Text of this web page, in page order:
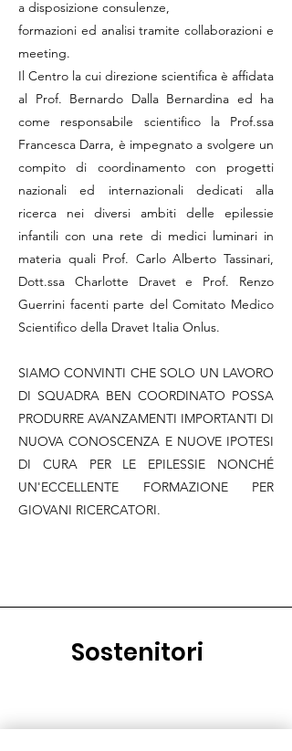
a disposizione consulenze,
formazioni ed analisi tramite collaborazioni e
meeting.
Il Centro la cui direzione scientifica è affidata
al Prof. Bernardo Dalla Bernardina ed ha
come responsabile scientifico la Prof.ssa
Francesca Darra, è impegnato a svolgere un
compito di coordinamento con progetti
nazionali ed internazionali dedicati alla
ricerca nei diversi ambiti delle epilessie
infantili con una rete di medici luminari in
materia quali Prof. Carlo Alberto Tassinari,
Dott.ssa Charlotte Dravet e Prof. Renzo
Guerrini facenti parte del Comitato Medico
Scientifico della Dravet Italia Onlus.
SIAMO CONVINTI CHE SOLO UN LAVORO
DI SQUADRA BEN COORDINATO POSSA
PRODURRE AVANZAMENTI IMPORTANTI DI
NUOVA CONOSCENZA E NUOVE IPOTESI
DI CURA PER LE EPILESSIE NONCHÉ
UN'ECCELLENTE FORMAZIONE PER
GIOVANI RICERCATORI.
Sostenitori